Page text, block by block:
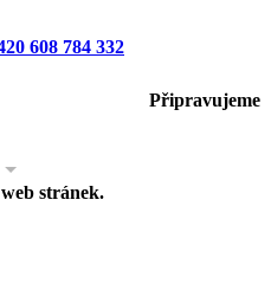
608 784 332
Připravujeme
stránek.